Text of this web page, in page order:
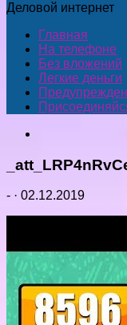
Деловой интернет
Главная
На телефоне
Без вложений
Легкие деньги
- · 02.12.2019